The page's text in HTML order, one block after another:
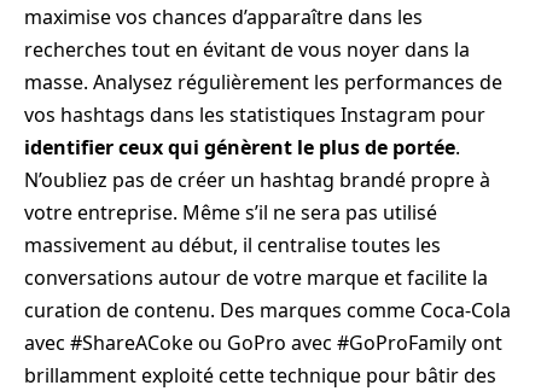
maximise vos chances d’apparaître dans les
recherches tout en évitant de vous noyer dans la
masse. Analysez régulièrement les performances de
vos hashtags dans les statistiques Instagram pour
identifier ceux qui génèrent le plus de portée.
N’oubliez pas de créer un hashtag brandé propre à
votre entreprise. Même s’il ne sera pas utilisé
massivement au début, il centralise toutes les
conversations autour de votre marque et facilite la
curation de contenu. Des marques comme Coca-Cola
avec #ShareACoke ou GoPro avec #GoProFamily ont
brillamment exploité cette technique pour bâtir des